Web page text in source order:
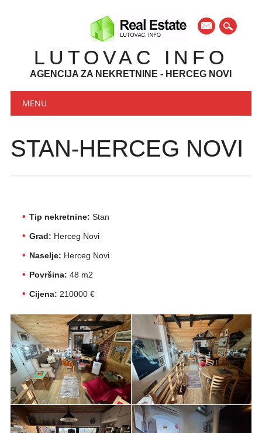
mail
LUTOVAC INFO
AGENCIJA ZA NEKRETNINE - HERCEG NOVI
Main menu
MENU
STAN-HERCEG NOVI
Tip nekretnine: Stan
Grad: Herceg Novi
Naselje: Herceg Novi
Površina: 48 m2
Cijena: 210000 €